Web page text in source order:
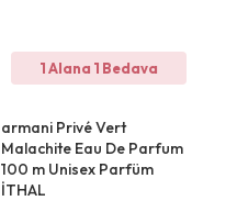
1 Alana 1 Bedava
armani Privé Vert
Malachite Eau De Parfum
100 m Unisex Parfüm
İTHAL